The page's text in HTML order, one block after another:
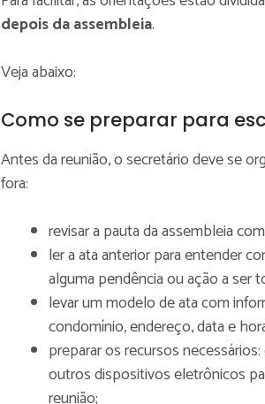
depois da assembleia.
Veja abaixo:
Como se preparar para
Antes da reunião, o secretário deve se
fora:
revisar a pauta da assembleia
ler a ata anterior para entender
alguma pendência ou ação a ser
levar um modelo de ata com
condomínio, endereço, data e
preparar os recursos
outros dispositivos eletrônicos
reunião;